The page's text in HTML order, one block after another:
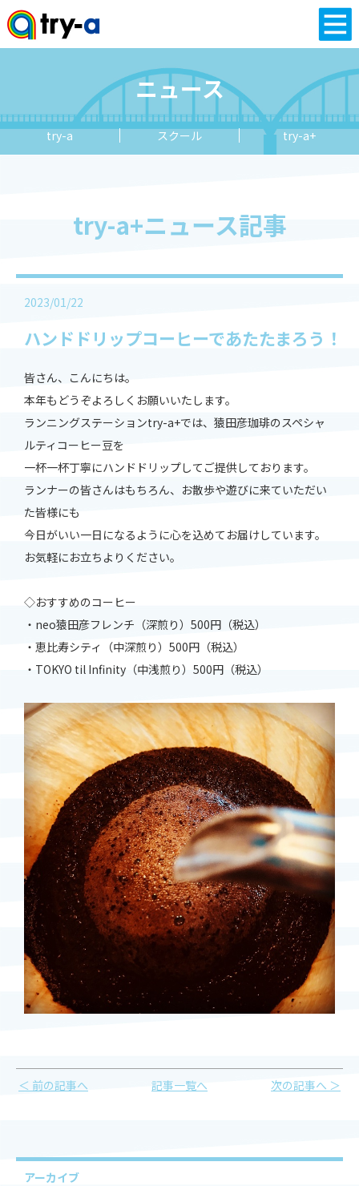
ニュース
try-a スクール try-a+
try-a+ニュース記事
2023/01/22
ハンドドリップコーヒーであたたまろう！
皆さん、こんにちは。
本年もどうぞよろしくお願いいたします。
ランニングステーションtry-a+では、猿田彦珈琲のスペシャ
ルティコーヒー豆を
一杯一杯丁寧にハンドドリップしてご提供しております。
ランナーの皆さんはもちろん、お散歩や遊びに来ていただい
た皆様にも
今日がいい一日になるように心を込めてお届けしています。
お気軽にお立ちよりください。
◇おすすめのコーヒー
・neo猿田彦フレンチ（深煎り）500円（税込）
・恵比寿シティ（中深煎り）500円（税込）
・TOKYO til Infinity（中浅煎り）500円（税込）
＜ 前の記事へ 記事一覧へ 次の記事へ ＞
アーカイブ